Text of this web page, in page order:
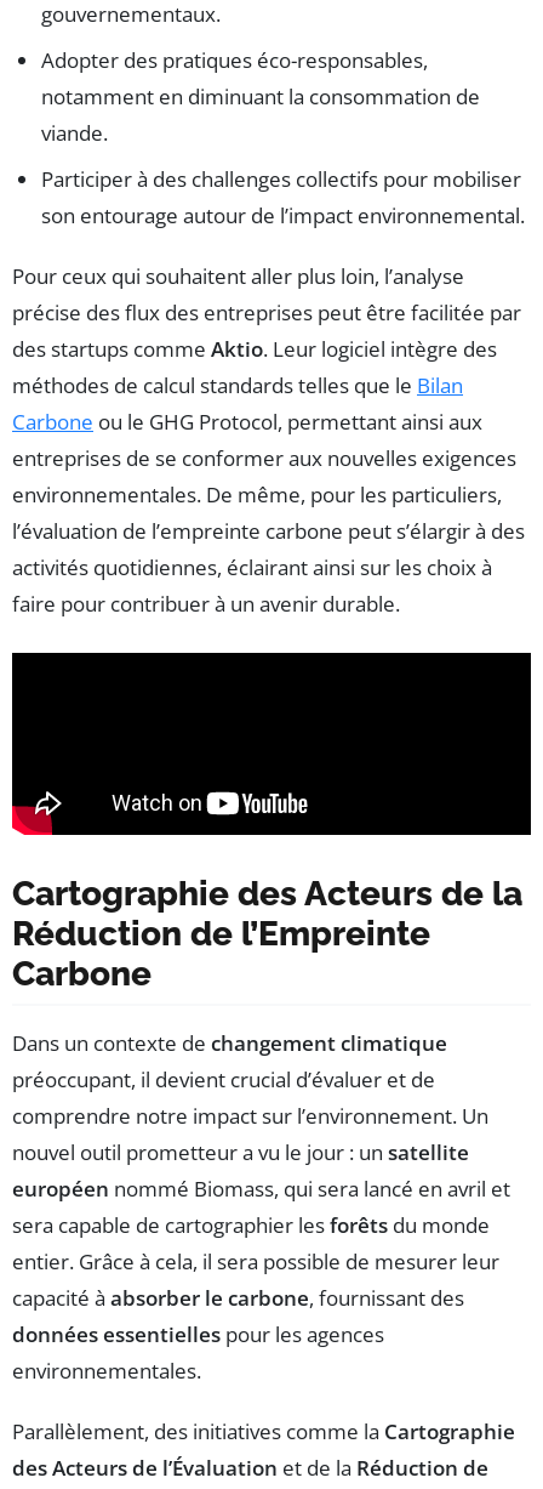
gouvernementaux.
Adopter des pratiques éco-responsables,
notamment en diminuant la consommation de
viande.
Participer à des challenges collectifs pour mobiliser
son entourage autour de l’impact environnemental.
Pour ceux qui souhaitent aller plus loin, l’analyse
précise des flux des entreprises peut être facilitée par
des startups comme Aktio. Leur logiciel intègre des
méthodes de calcul standards telles que le Bilan
Carbone ou le GHG Protocol, permettant ainsi aux
entreprises de se conformer aux nouvelles exigences
environnementales. De même, pour les particuliers,
l’évaluation de l’empreinte carbone peut s’élargir à des
activités quotidiennes, éclairant ainsi sur les choix à
faire pour contribuer à un avenir durable.
Cartographie des Acteurs de la
Réduction de l’Empreinte
Carbone
Dans un contexte de changement climatique
préoccupant, il devient crucial d’évaluer et de
comprendre notre impact sur l’environnement. Un
nouvel outil prometteur a vu le jour : un satellite
européen nommé Biomass, qui sera lancé en avril et
sera capable de cartographier lesforêts du monde
entier. Grâce à cela, il sera possible de mesurer leur
capacité à absorber le carbone, fournissant des
données essentielles pour les agences
environnementales.
Parallèlement, des initiatives comme la Cartographie
des Acteurs de l’Évaluation et de la Réduction de